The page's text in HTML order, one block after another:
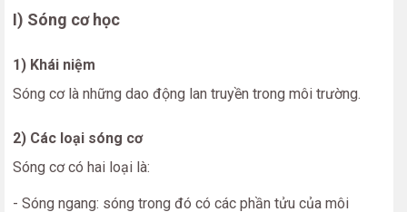
I) Sóng cơ học
1) Khái niệm
Sóng cơ là những dao động lan truyền trong môi trường.
2) Các loại sóng cơ
Sóng cơ có hai loại là:
- Sóng ngang: sóng trong đó có các phần tửu của môi